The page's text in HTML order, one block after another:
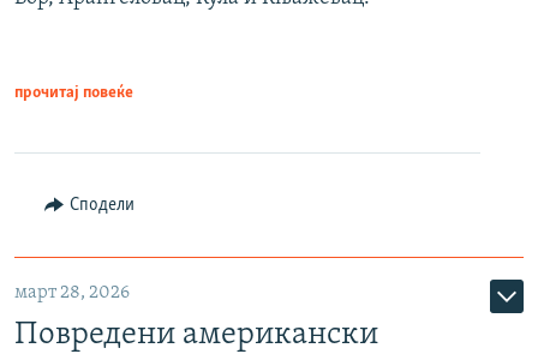
прочитај повеќе
Сподели
март 28, 2026
Повредени американски